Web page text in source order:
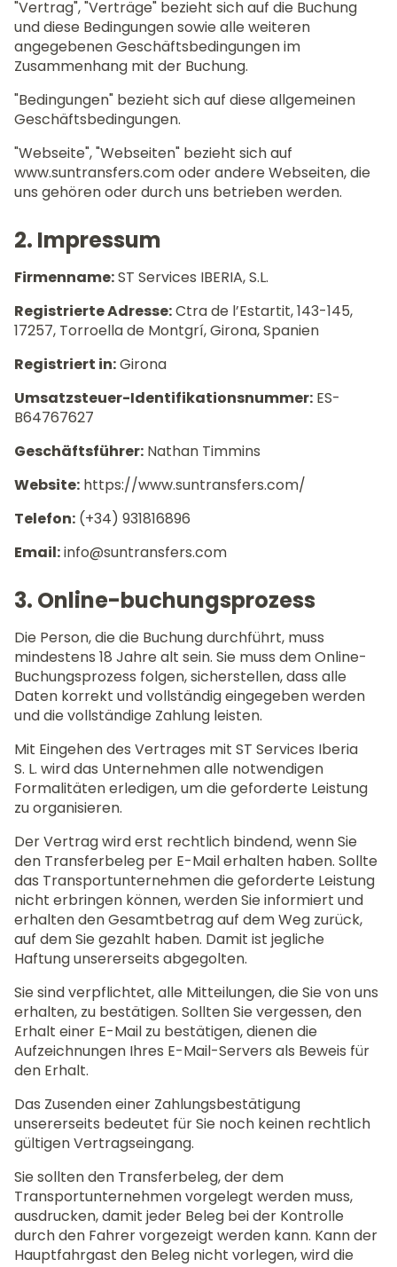
"Vertrag", "Verträge" bezieht sich auf die Buchung
und diese Bedingungen sowie alle weiteren
angegebenen Geschäftsbedingungen im
Zusammenhang mit der Buchung.
"Bedingungen" bezieht sich auf diese allgemeinen
Geschäftsbedingungen.
"Webseite", "Webseiten" bezieht sich auf
www.suntransfers.com oder andere Webseiten, die
uns gehören oder durch uns betrieben werden.
2. Impressum
Firmenname:ST Services IBERIA, S.L.
Registrierte Adresse:Ctra de l’Estartit, 143-145,
17257, Torroella de Montgrí, Girona, Spanien
Registriert in:Girona
Umsatzsteuer-Identifikationsnummer: ES-
B64767627
Geschäftsführer: Nathan Timmins
Website: https://www.suntransfers.com/
Telefon: (+34) 931816896
Email:info@suntransfers.com
3. Online-buchungsprozess
Die Person, die die Buchung durchführt, muss
mindestens 18 Jahre alt sein. Sie muss dem Online-
Buchungsprozess folgen, sicherstellen, dass alle
Daten korrekt und vollständig eingegeben werden
und die vollständige Zahlung leisten.
Mit Eingehen des Vertrages mit ST Services Iberia
S. L. wird das Unternehmen alle notwendigen
Formalitäten erledigen, um die geforderte Leistung
zu organisieren.
Der Vertrag wird erst rechtlich bindend, wenn Sie
den Transferbeleg per E-Mail erhalten haben. Sollte
das Transportunternehmen die geforderte Leistung
nicht erbringen können, werden Sie informiert und
erhalten den Gesamtbetrag auf dem Weg zurück,
auf dem Sie gezahlt haben. Damit ist jegliche
Haftung unsererseits abgegolten.
Sie sind verpflichtet, alle Mitteilungen, die Sie von uns
erhalten, zu bestätigen. Sollten Sie vergessen, den
Erhalt einer E-Mail zu bestätigen, dienen die
Aufzeichnungen Ihres E-Mail-Servers als Beweis für
den Erhalt.
Das Zusenden einer Zahlungsbestätigung
unsererseits bedeutet für Sie noch keinen rechtlich
gültigen Vertragseingang.
Sie sollten den Transferbeleg, der dem
Transportunternehmen vorgelegt werden muss,
ausdrucken, damit jeder Beleg bei der Kontrolle
durch den Fahrer vorgezeigt werden kann. Kann der
Hauptfahrgast den Beleg nicht vorlegen, wird die